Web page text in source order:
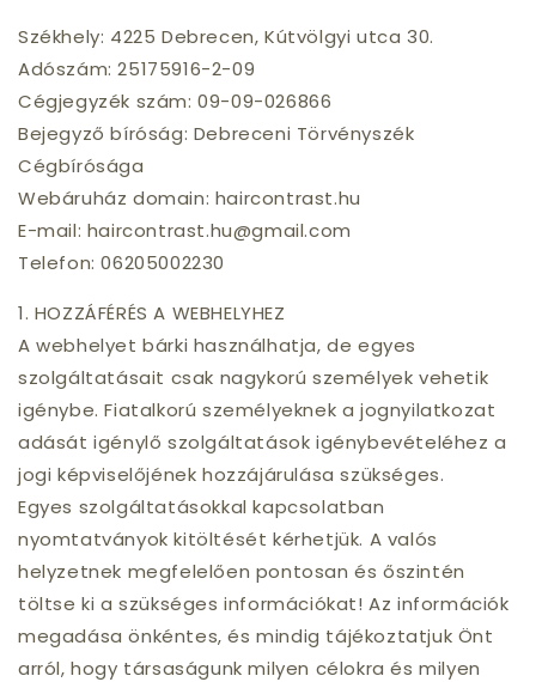
Székhely: 4225 Debrecen, Kútvölgyi utca 30.
Adószám: 25175916-2-09
Cégjegyzék szám: 09-09-026866
Bejegyző bíróság: Debreceni Törvényszék
Cégbírósága
Webáruház domain: haircontrast.hu
E-mail: haircontrast.hu@gmail.com
Telefon: 06205002230
1. HOZZÁFÉRÉS A WEBHELYHEZ
A webhelyet bárki használhatja, de egyes
szolgáltatásait csak nagykorú személyek vehetik
igénybe. Fiatalkorú személyeknek a jognyilatkozat
adását igénylő szolgáltatások igénybevételéhez a
jogi képviselőjének hozzájárulása szükséges.
Egyes szolgáltatásokkal kapcsolatban
nyomtatványok kitöltését kérhetjük. A valós
helyzetnek megfelelően pontosan és őszintén
töltse ki a szükséges információkat! Az információk
megadása önkéntes, és mindig tájékoztatjuk Önt
arról, hogy társaságunk milyen célokra és milyen